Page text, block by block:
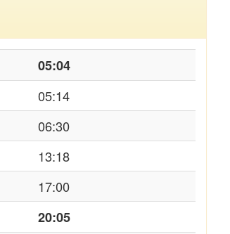
05:04
05:14
06:30
13:18
17:00
20:05